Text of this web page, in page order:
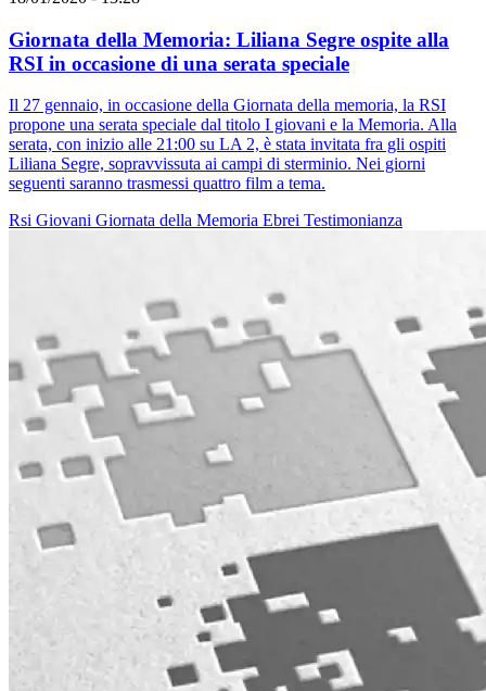
Giornata della Memoria: Liliana Segre ospite alla
RSI in occasione di una serata speciale
Il 27 gennaio, in occasione della Giornata della memoria, la RSI
propone una serata speciale dal titolo I giovani e la Memoria. Alla
serata, con inizio alle 21:00 su LA 2, è stata invitata fra gli ospiti
Liliana Segre, sopravvissuta ai campi di sterminio. Nei giorni
seguenti saranno trasmessi quattro film a tema.
Rsi Giovani Giornata della Memoria Ebrei Testimonianza